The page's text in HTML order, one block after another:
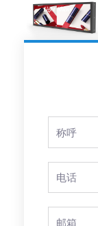
Name
Phone
Email